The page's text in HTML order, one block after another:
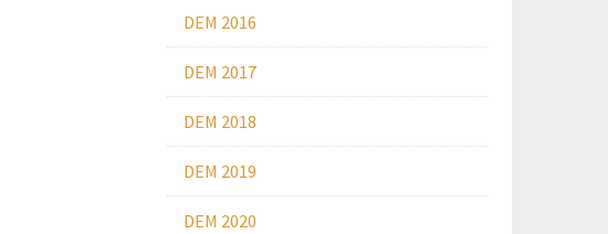
DEM 2016
DEM 2017
DEM 2018
DEM 2019
DEM 2020